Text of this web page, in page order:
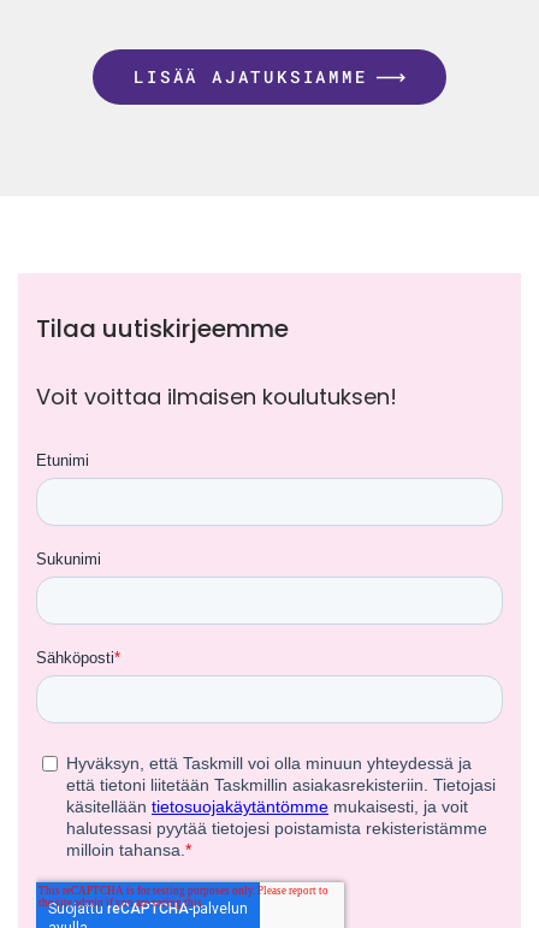
LISÄÄ AJATUKSIAMME
Tilaa uutiskirjeemme
Voit voittaa ilmaisen koulutuksen!